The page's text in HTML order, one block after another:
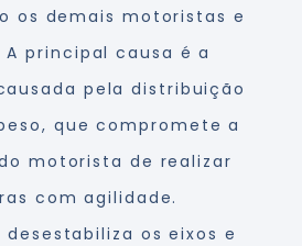
os demais motoristas e
A principal causa é a
pela distribuição
que compromete a
motorista de realizar
com agilidade.
desestabiliza os eixos e